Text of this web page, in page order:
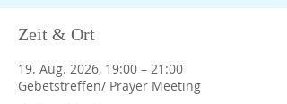
Zeit & Ort
19. Aug. 2026, 19:00 – 21:00
Gebetstreffen/ Prayer Meeting